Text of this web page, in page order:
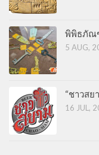
พิพิธภัณ
5 AUG,
“ชาวสย
16 JUL,